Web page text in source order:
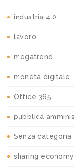
industria 4.0
lavoro
megatrend
moneta digitale
Office 365
pubblica
Senza categoria
sharing economy